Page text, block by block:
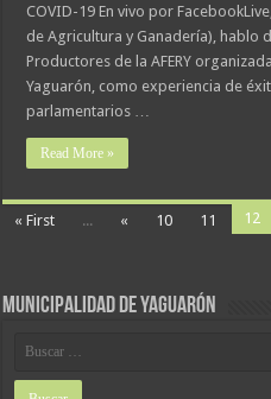
COVID-19 En vivo por
de Agricultura y Ganadería), hablo
Productores de la AFERY
Yaguarón, como experiencia de
parlamentarios …
Read More »
« First ... « 10 11 12
MUNICIPALIDAD DE YAGUARÓN